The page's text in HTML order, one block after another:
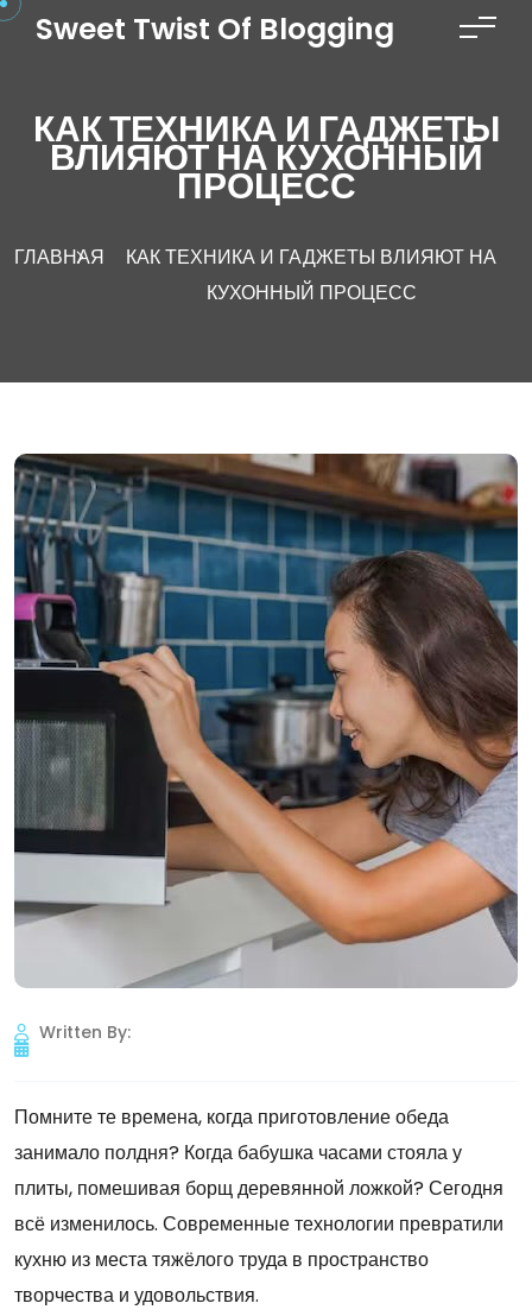
Перейти к содержимому
Sweet Twist Of Blogging
КАК ТЕХНИКА И ГАДЖЕТЫ
ВЛИЯЮТ НА КУХОННЫЙ
ПРОЦЕСС
ГЛАВНАЯ
КАК ТЕХНИКА И ГАДЖЕТЫ ВЛИЯЮТ НА
КУХОННЫЙ ПРОЦЕСС
Written By:
Помните те времена, когда приготовление обеда
занимало полдня? Когда бабушка часами стояла у
плиты, помешивая борщ деревянной ложкой? Сегодня
всё изменилось. Современные технологии превратили
кухню из места тяжёлого труда в пространство
творчества и удовольствия.